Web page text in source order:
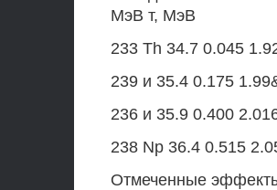
МэВ т, МэВ
233 Th 34.7 0.045
239 и 35.4 0.175
236 и 35.9 0.400
238 Np 36.4 0.515
Отмеченные